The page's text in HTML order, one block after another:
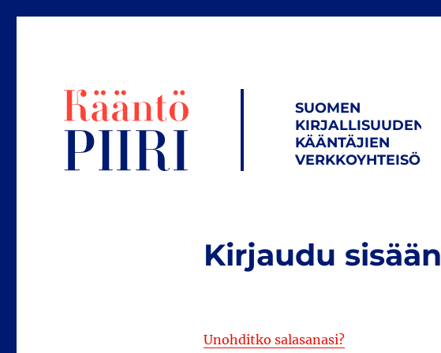
SUOMEN
KIRJALLISUUDEN
KÄÄNTÄJIEN
VERKKOYHTEISÖ
Kirjaudu sisään
Unohditko salasanasi?